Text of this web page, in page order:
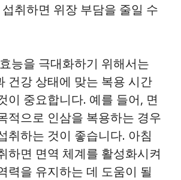
취하면 위장 부담을 줄일 수
능을 극대화하기 위해서는
건강 상태에 맞는 복용 시간
이 중요합니다. 예를 들어, 면
적으로 인삼을 복용하는 경우
취하는 것이 좋습니다. 아침
하면 면역 체계를 활성화시켜
력을 유지하는 데 도움이 될